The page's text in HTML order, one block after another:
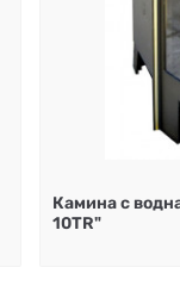
Камина с
10ТR"